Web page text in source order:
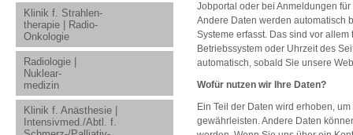
Klinik f. Strahlen-
therapie | Radio-
Onkologie
Radiologie |
Nuklear-
medizin
Klinik f. Anästhesie |
Intensivmed./Abtl. f.
Jobportal oder bei Anmeldungen
Andere Daten werden automatisch
Systeme erfasst. Das sind vor
Betriebssystem oder Uhrzeit des
automatisch, sobald Sie unsere
Wofür nutzen wir Ihre Daten?
Ein Teil der Daten wird erhoben,
gewährleisten. Andere Daten